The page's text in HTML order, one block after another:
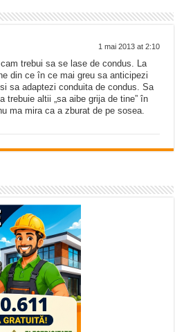
1 mai 2013 at 2:10
trebui sa se lase de condus. La
din ce în ce mai greu sa anticipezi
sa adaptezi conduita de condus. Sa
trebuie altii „sa aibe grija de tine” în
ma mira ca a zburat de pe sosea.